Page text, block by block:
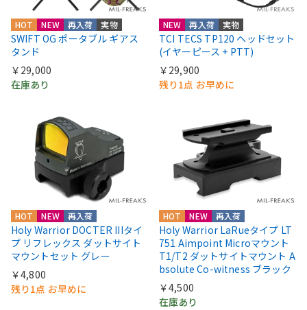
HOT NEW 再入荷 実物
SWIFT OG ポータブル ギアス
タンド
￥29,000
在庫あり
NEW 再入荷 実物
TCI TECS TP120 ヘッドセット
(イヤーピース + PTT)
￥29,900
残り1点 お早めに
HOT NEW 再入荷
Holy Warrior DOCTER IIIタイ
プ リフレックス ダットサイト
マウントセット グレー
￥4,800
残り1点 お早めに
HOT NEW 再入荷
Holy Warrior LaRueタイプ LT
751 Aimpoint Microマウント
T1/T2 ダットサイトマウント A
bsolute Co-witness ブラック
￥4,500
在庫あり